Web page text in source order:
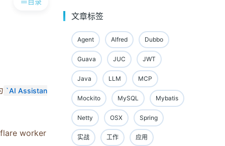
AI Assistan
worker
文章标签
Agent Alfred Dubbo
Guava JUC JWT
Java LLM MCP
Mockito MySQL Mybatis
Netty OSX Spring
实战 工作 应用